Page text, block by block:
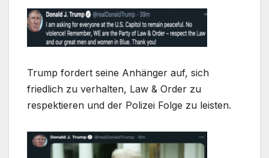
Trump fordert seine Anhänger auf, sich
friedlich zu verhalten, Law & Order zu
respektieren und der Polizei Folge zu leisten.